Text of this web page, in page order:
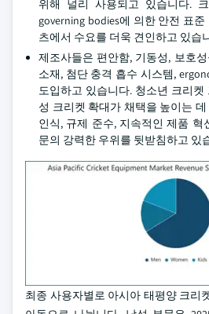
위해 널리 사용되고 있습니다.
governing bodies에 의한 안전 표
츠에서 수요를 더욱 견인하고 있습
제조사들은 편안함, 기동성, 보호
소재, 첨단 충격 흡수 시스템,
도입하고 있습니다. 청소년 크리
성 크리켓 확대가 채택을 높이는
인식, 규제 준수, 지속적인 제품 혁
문의 강력한 우위를 뒷받침하고 있
최종 사용자별로 아시아 태평양 크리